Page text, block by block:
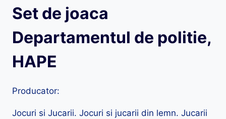
Set de joaca
Departamentul de politie,
HAPE
Producator:
Jocuri si Jucarii. Jocuri si jucarii din lemn. Jucarii